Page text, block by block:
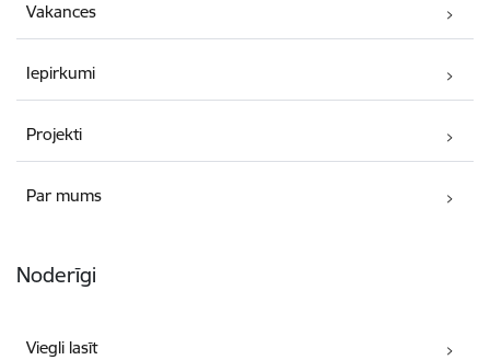
Vakances
Iepirkumi
Projekti
Par mums
Noderīgi
Viegli lasīt